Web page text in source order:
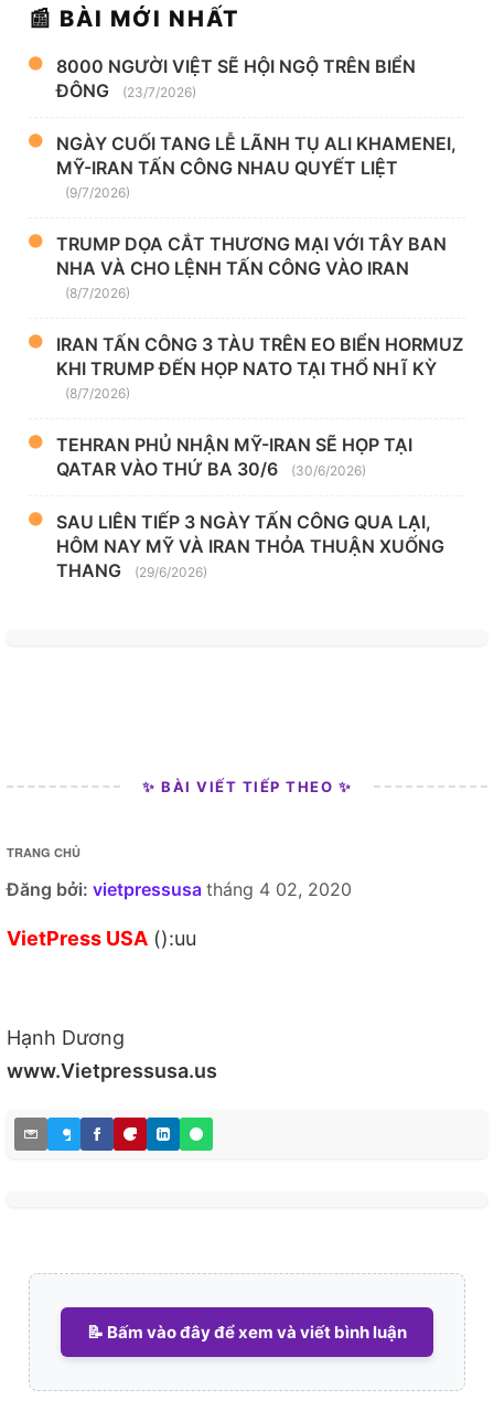
📰 BÀI MỚI NHẤT
8000 NGƯỜI VIỆT SẼ HỘI NGỘ TRÊN BIỂN
ĐÔNG
(23/7/2026)
NGÀY CUỐI TANG LỄ LÃNH TỤ ALI KHAMENEI,
MỸ-IRAN TẤN CÔNG NHAU QUYẾT LIỆT
(9/7/2026)
TRUMP DỌA CẮT THƯƠNG MẠI VỚI TÂY BAN
NHA VÀ CHO LỆNH TẤN CÔNG VÀO IRAN
(8/7/2026)
IRAN TẤN CÔNG 3 TÀU TRÊN EO BIỂN HORMUZ
KHI TRUMP ĐẾN HỌP NATO TẠI THỔ NHĨ KỲ
(8/7/2026)
TEHRAN PHỦ NHẬN MỸ-IRAN SẼ HỌP TẠI
QATAR VÀO THỨ BA 30/6
(30/6/2026)
SAU LIÊN TIẾP 3 NGÀY TẤN CÔNG QUA LẠI,
HÔM NAY MỸ VÀ IRAN THỎA THUẬN XUỐNG
THANG
(29/6/2026)
✨ BÀI VIẾT TIẾP THEO ✨
TRANG CHỦ
Đăng bởi: vietpressusa tháng 4 02, 2020
VietPress USA ():uu
Hạnh Dương
www.Vietpressusa.us
📝 Bấm vào đây để xem và viết bình luận